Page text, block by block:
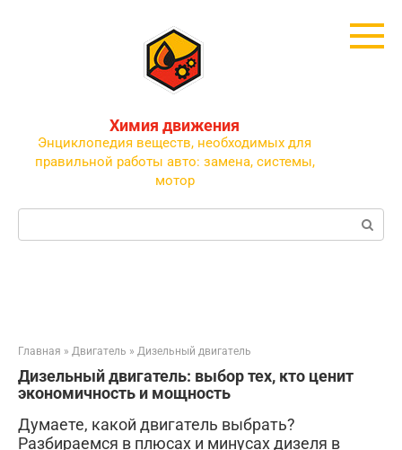
Химия движения
Энциклопедия веществ, необходимых для
правильной работы авто: замена, системы,
мотор
Поиск:
Главная » Двигатель » Дизельный двигатель
Дизельный двигатель: выбор тех, кто ценит
экономичность и мощность
Думаете, какой двигатель выбрать?
Разбираемся в плюсах и минусах дизеля в